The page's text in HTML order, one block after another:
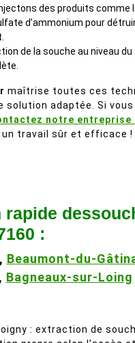
des produits comme
d’ammonium pour
de la souche au niveau
maîtrise toutes ces
solution adaptée. Si vous
notre entreprise
un travail sûr et efficace !
:
, Beaumont-du-
, Bagneaux-sur-Loing
: extraction de